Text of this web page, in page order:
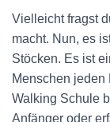
Vielleicht fragst
macht. Nun, es
Stöcken. Es ist
Menschen
Walking Schule
Anfänger oder